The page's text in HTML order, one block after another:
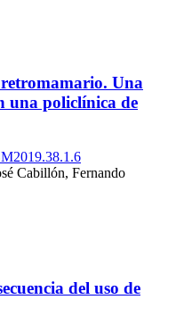
Una
una policlínica de
Cabillón, Fernando
del uso de